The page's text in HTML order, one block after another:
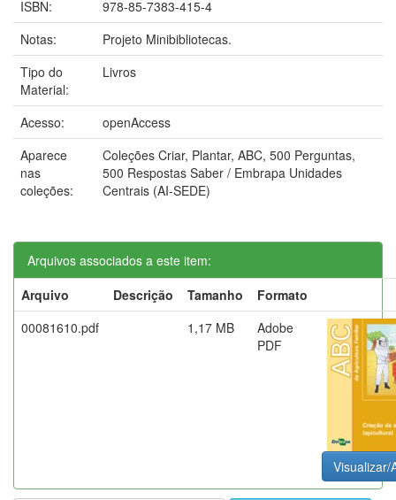
ISBN:
978-85-7383-415-4
Notas:
Projeto Minibibliotecas.
Tipo do
Material:
Livros
Acesso:
openAccess
Aparece
nas
coleções:
Coleções Criar, Plantar, ABC, 500 Perguntas,
500 Respostas Saber / Embrapa Unidades
Centrais (AI-SEDE)
Arquivos associados a este item:
Arquivo
Descrição Tamanho
Formato
00081610.pdf
1,17 MB
Adobe
PDF
Visualizar/